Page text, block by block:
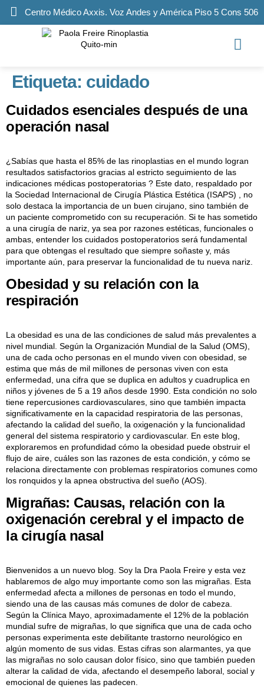
Centro Médico Axxis. Voz Andes y América Piso 5 Cons 506
Etiqueta: cuidado
Cuidados esenciales después de una
operación nasal
¿Sabías que hasta el 85% de las rinoplastias en el mundo logran
resultados satisfactorios gracias al estricto seguimiento de las
indicaciones médicas postoperatorias ? Este dato, respaldado por
la Sociedad Internacional de Cirugía Plástica Estética (ISAPS) , no
solo destaca la importancia de un buen cirujano, sino también de
un paciente comprometido con su recuperación. Si te has sometido
a una cirugía de nariz, ya sea por razones estéticas, funcionales o
ambas, entender los cuidados postoperatorios será fundamental
para que obtengas el resultado que siempre soñaste y, más
importante aún, para preservar la funcionalidad de tu nueva nariz.
Obesidad y su relación con la
respiración
La obesidad es una de las condiciones de salud más prevalentes a
nivel mundial. Según la Organización Mundial de la Salud (OMS),
una de cada ocho personas en el mundo viven con obesidad, se
estima que más de mil millones de personas viven con esta
enfermedad, una cifra que se duplica en adultos y cuadruplica en
niños y jóvenes de 5 a 19 años desde 1990. Esta condición no solo
tiene repercusiones cardiovasculares, sino que también impacta
significativamente en la capacidad respiratoria de las personas,
afectando la calidad del sueño, la oxigenación y la funcionalidad
general del sistema respiratorio y cardiovascular. En este blog,
exploraremos en profundidad cómo la obesidad puede obstruir el
flujo de aire, cuáles son las razones de esta condición, y cómo se
relaciona directamente con problemas respiratorios comunes como
los ronquidos y la apnea obstructiva del sueño (AOS).
Migrañas: Causas, relación con la
oxigenación cerebral y el impacto de
la cirugía nasal
Bienvenidos a un nuevo blog. Soy la Dra Paola Freire y esta vez
hablaremos de algo muy importante como son las migrañas. Esta
enfermedad afecta a millones de personas en todo el mundo,
siendo una de las causas más comunes de dolor de cabeza.
Según la Clínica Mayo, aproximadamente el 12% de la población
mundial sufre de migrañas, lo que significa que una de cada ocho
personas experimenta este debilitante trastorno neurológico en
algún momento de sus vidas. Estas cifras son alarmantes, ya que
las migrañas no solo causan dolor físico, sino que también pueden
alterar la calidad de vida, afectando el desempeño laboral, social y
emocional de quienes las padecen.